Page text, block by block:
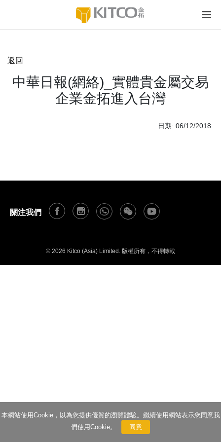
返回
中華日報(網絡)_實體貴金屬交易
企業金拓進入台灣
日期: 06/12/2018
關注我們
© 2026 Kitco (Asia) Limited. 版權所有，不得轉載
本網站使用Cookie，以為您提供優質的瀏覽體驗。繼續使用網站表示您同意我
們使用Cookie。
同意